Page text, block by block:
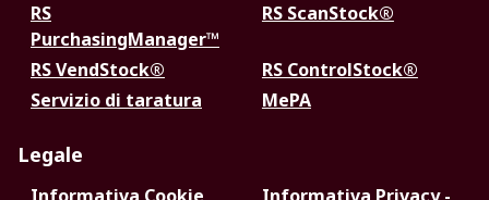
RS
PurchasingManager™
RS ScanStock®
RS VendStock®
RS ControlStock®
Servizio di taratura
MePA
Legale